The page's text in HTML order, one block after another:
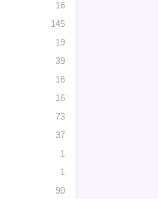
16
145
19
39
16
16
73
37
1
1
90